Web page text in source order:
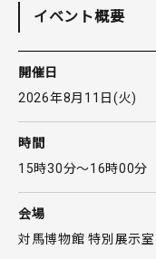
イベント概要
開催日
2026年8月11日(火)
時間
15時30分〜16時00分
会場
対馬博物館 特別展示室